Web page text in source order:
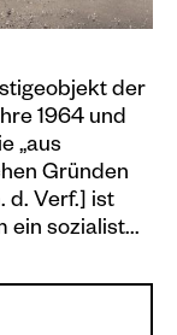
der
1964 und
„aus
Gründen
d. Verf.] ist
ein sozialist...